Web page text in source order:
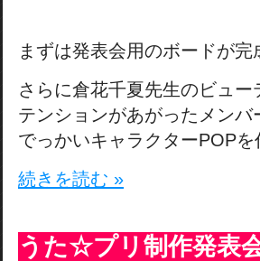
まずは発表会用のボードが完
さらに倉花千夏先生のビュ
テンションがあがったメンバ
でっかいキャラクターPOPを
続きを読む »
うた☆プリ制作発表